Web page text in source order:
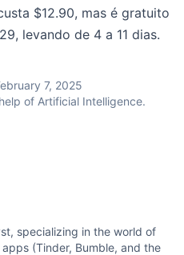
$12.90, mas é gratuito
levando de 4 a 11 dias.
7, 2025
of Artificial Intelligence.
specializing in the world of
(Tinder, Bumble, and the